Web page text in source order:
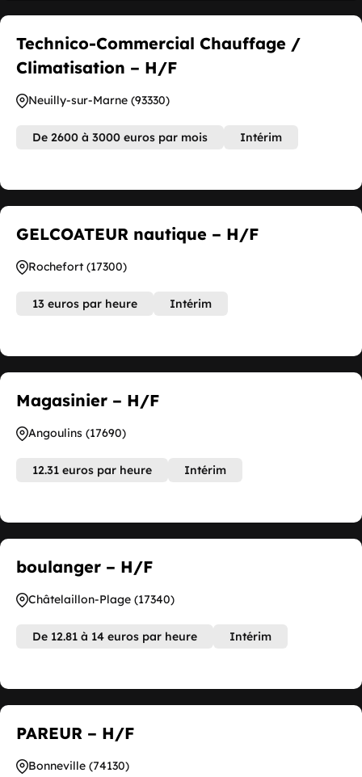
Technico-Commercial Chauffage /
Climatisation – H/F
Neuilly-sur-Marne (93330)
De 2600 à 3000 euros par mois Intérim
GELCOATEUR nautique – H/F
Rochefort (17300)
13 euros par heure Intérim
Magasinier – H/F
Angoulins (17690)
12.31 euros par heure Intérim
boulanger – H/F
Châtelaillon-Plage (17340)
De 12.81 à 14 euros par heure Intérim
PAREUR – H/F
Bonneville (74130)